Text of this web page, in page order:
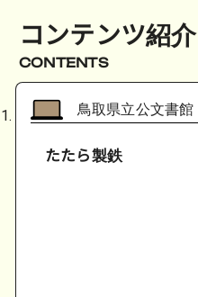
コンテンツ紹介
CONTENTS
鳥取県立公文書館
たたら製鉄